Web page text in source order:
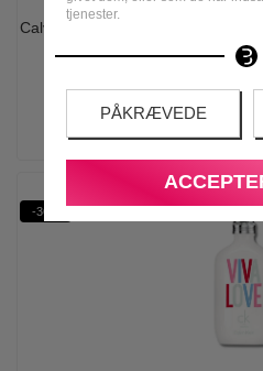
tjenester.
PÅKRÆVEDE
Calvin Klein - CK One Reflections
LÆS
-36%